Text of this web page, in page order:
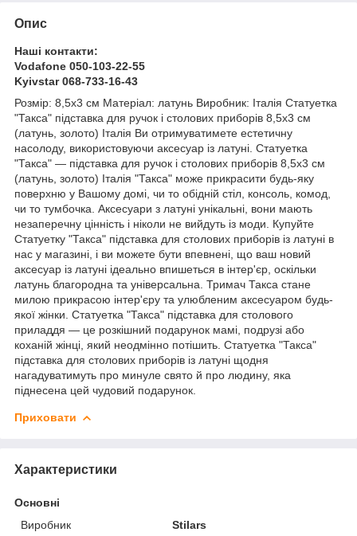
Опис
Наші контакти:
Vodafone 050-103-22-55
Kyivstar 068-733-16-43
Розмір: 8,5х3 см Матеріал: латунь Виробник: Італія Статуетка
"Такса" підставка для ручок і столових приборів 8,5х3 см
(латунь, золото) Італія Ви отримуватимете естетичну
насолоду, використовуючи аксесуар із латуні. Статуетка
"Такса" — підставка для ручок і столових приборів 8,5х3 см
(латунь, золото) Італія "Такса" може прикрасити будь-яку
поверхню у Вашому домі, чи то обідній стіл, консоль, комод,
чи то тумбочка. Аксесуари з латуні унікальні, вони мають
незаперечну цінність і ніколи не вийдуть із моди. Купуйте
Статуетку "Такса" підставка для столових приборів із латуні в
нас у магазині, і ви можете бути впевнені, що ваш новий
аксесуар із латуні ідеально впишеться в інтер'єр, оскільки
латунь благородна та універсальна. Тримач Такса стане
милою прикрасою інтер'єру та улюбленим аксесуаром будь-
якої жінки. Статуетка "Такса" підставка для столового
приладдя — це розкішний подарунок мамі, подрузі або
коханій жінці, який неодмінно потішить. Статуетка "Такса"
підставка для столових приборів із латуні щодня
нагадуватимуть про минуле свято й про людину, яка
піднесена цей чудовий подарунок.
Приховати
Характеристики
Основні
Виробник
Stilars